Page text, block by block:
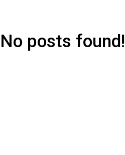
No posts found!